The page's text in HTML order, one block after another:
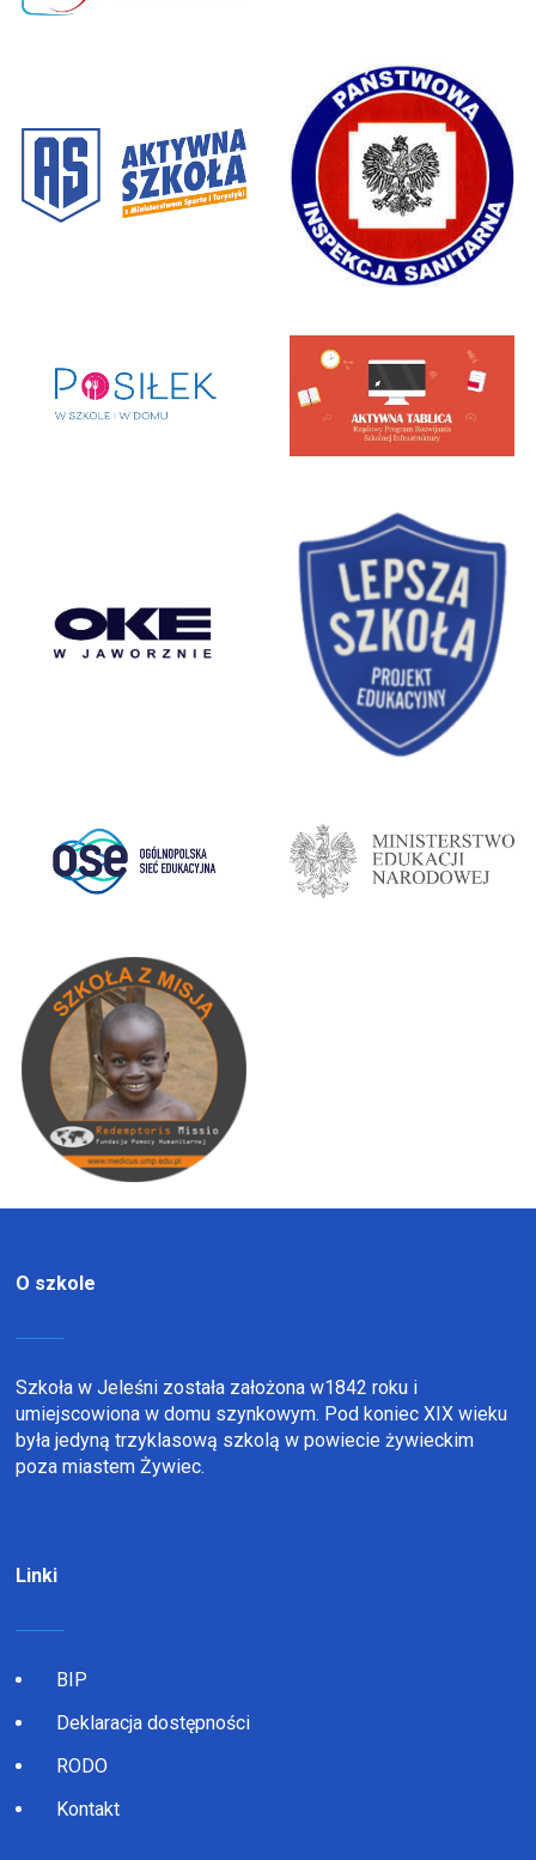
O szkole
Szkoła w Jeleśni została założona w1842 roku i
umiejscowiona w domu szynkowym. Pod koniec XIX wieku
była jedyną trzyklasową szkolą w powiecie żywieckim
poza miastem Żywiec.
Linki
BIP
Deklaracja dostępności
RODO
Kontakt